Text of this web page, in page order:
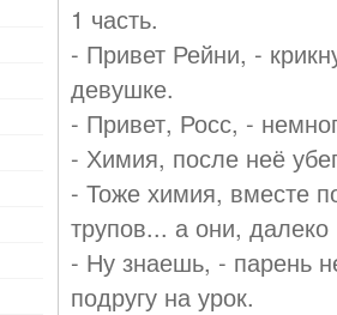
1 часть.
- Привет Рейни, -
девушке.
- Привет, Росс, -
- Химия, после неё
- Тоже химия, вместе
трупов... а они,
- Ну знаешь, - парень
подругу на урок.